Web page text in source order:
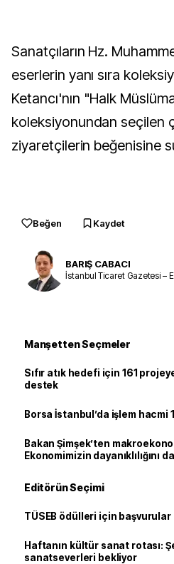
Sanatçıların Hz.
eserlerin yanı sıra
Ketancı'nın "Halk
koleksiyonundan seçilen
ziyaretçilerin beğenisine
Beğen Kaydet
BARIŞ CABACI
İstanbul Ticaret Gazetesi –
Manşetten Seçmeler
Sıfır atık hedefi için 161
destek
Borsa İstanbul’da işlem hacmi
Bakan Şimşek’ten
Ekonomimizin dayanıklılığını
Editörün Seçimi
TÜSEB ödülleri için başvurular
Haftanın kültür sanat rotası:
sanatseverleri bekliyor